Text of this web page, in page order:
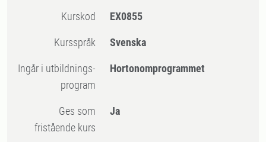
Kurskod EX0855
Kursspråk Svenska
Ingår i utbildnings-
program
Hortonomprogrammet
Ges som
fristående kurs
Ja